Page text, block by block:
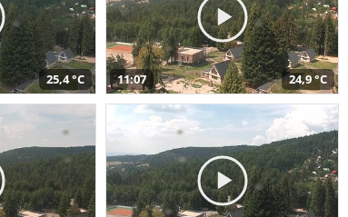
25,4 °C 11:07 24,9 °C